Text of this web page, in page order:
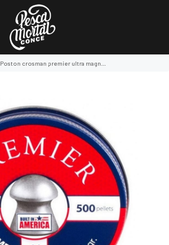
Poston crosman premier ultra magnum 5,5mm 14,3gr 500u